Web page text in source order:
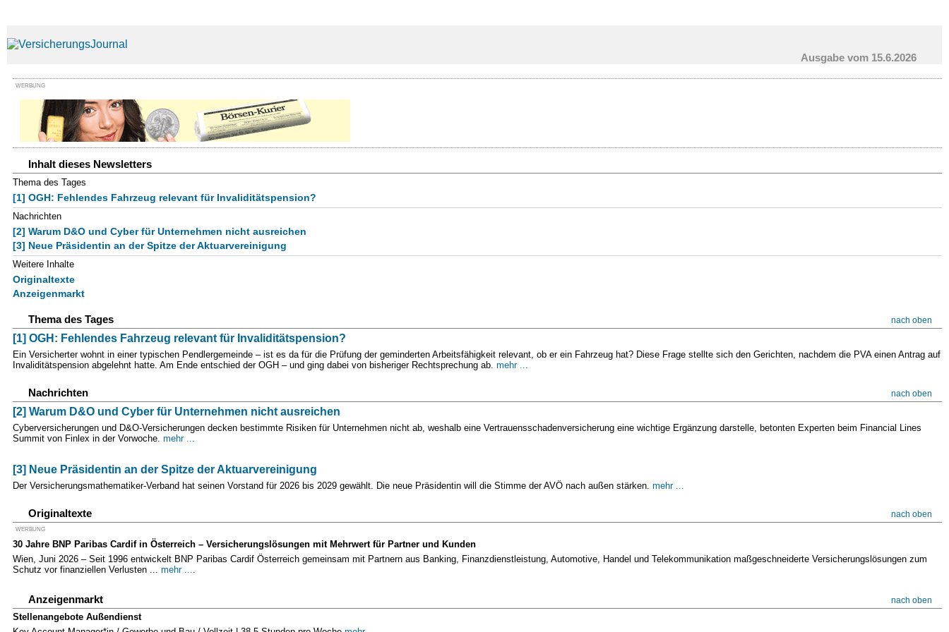
Ausgabe vom 15.6.2026
WERBUNG
Inhalt dieses Newsletters
Thema des Tages
[1] OGH: Fehlendes Fahrzeug relevant für Invaliditätspension?
Nachrichten
[2] Warum D&O und Cyber für Unternehmen nicht ausreichen
[3] Neue Präsidentin an der Spitze der Aktuarvereinigung
Weitere Inhalte
Originaltexte
Anzeigenmarkt
Thema des Tages nach oben
[1] OGH: Fehlendes Fahrzeug relevant für Invaliditätspension?
Ein Versicherter wohnt in einer typischen Pendlergemeinde – ist es da für die Prüfung der geminderten Arbeitsfähigkeit relevant, ob er ein Fahrzeug hat? Diese Frage stellte sich den Gerichten, nachdem die PVA einen Antrag auf
Invaliditätspension abgelehnt hatte. Am Ende entschied der OGH – und ging dabei von bisheriger Rechtsprechung ab. mehr ...
Nachrichten nach oben
[2] Warum D&O und Cyber für Unternehmen nicht ausreichen
Cyberversicherungen und D&O-Versicherungen decken bestimmte Risiken für Unternehmen nicht ab, weshalb eine Vertrauensschadenversicherung eine wichtige Ergänzung darstelle, betonten Experten beim Financial Lines
Summit von Finlex in der Vorwoche. mehr ...
[3] Neue Präsidentin an der Spitze der Aktuarvereinigung
Der Versicherungsmathematiker-Verband hat seinen Vorstand für 2026 bis 2029 gewählt. Die neue Präsidentin will die Stimme der AVÖ nach außen stärken. mehr ...
Originaltexte nach oben
WERBUNG
30 Jahre BNP Paribas Cardif in Österreich – Versicherungslösungen mit Mehrwert für Partner und Kunden
Wien, Juni 2026 – Seit 1996 entwickelt BNP Paribas Cardif Österreich gemeinsam mit Partnern aus Banking, Finanzdienstleistung, Automotive, Handel und Telekommunikation maßgeschneiderte Versicherungslösungen zum
Schutz vor finanziellen Verlusten ... mehr ....
Anzeigenmarkt nach oben
Stellenangebote Außendienst